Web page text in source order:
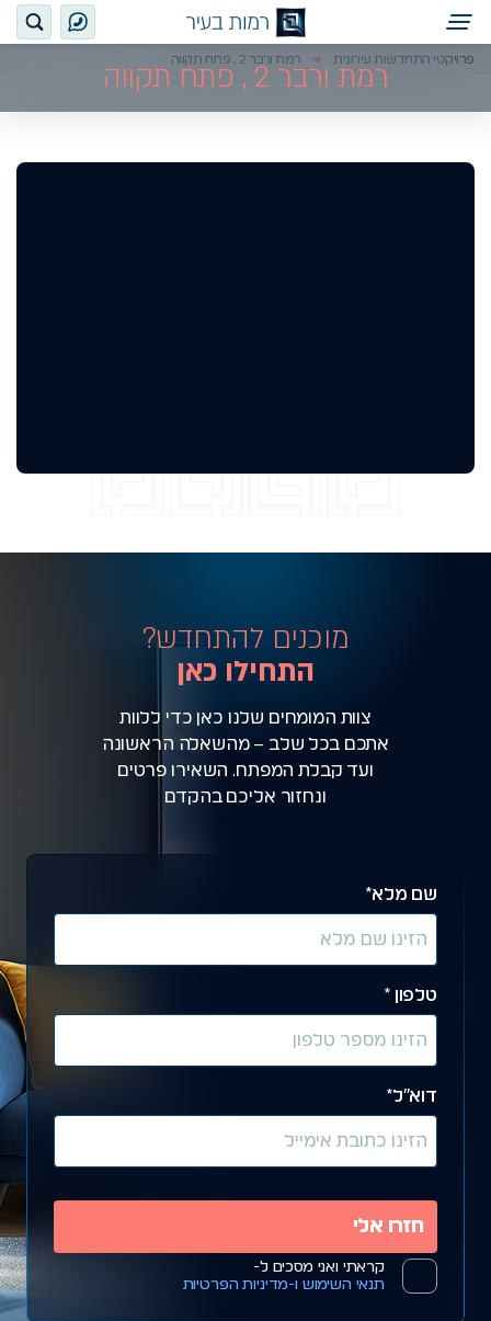
רמת ורבר 2 , פתח תקווהפרויקטי התחדשות עירונית רמת ורבר 2 , פתח תקווה
מוכנים להתחדש?
התחילו כאן
צוות המומחים שלנו כאן כדי ללוות
אתכם בכל שלב – מהשאלה הראשונה
ועד קבלת המפתח. השאירו פרטים
ונחזור אליכם בהקדם
שם מלא*
טלפון *
דוא״ל*
קראתי ואני מסכים ל-
תנאי השימוש ו-מדיניות הפרטיות